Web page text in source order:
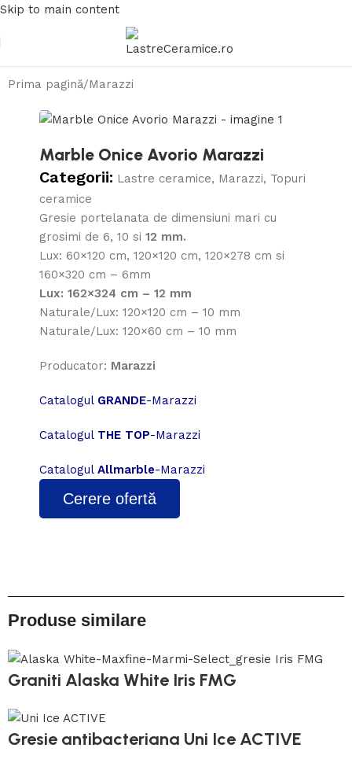
Skip to main content
Prima pagină/Marazzi
Marble Onice Avorio Marazzi
Categorii: Lastre ceramice, Marazzi, Topuri
ceramice
Gresie portelanata de dimensiuni mari cu
grosimi de 6, 10 si 12 mm.
Lux: 60×120 cm, 120×120 cm, 120×278 cm si
160×320 cm – 6mm
Lux: 162×324 cm – 12 mm
Naturale/Lux: 120×120 cm – 10 mm
Naturale/Lux: 120×60 cm – 10 mm
Producator: Marazzi
Catalogul GRANDE-Marazzi
Catalogul THE TOP-Marazzi
Catalogul Allmarble-Marazzi
Cerere ofertă
Produse similare
Graniti Alaska White Iris FMG
Gresie antibacteriana Uni Ice ACTIVE